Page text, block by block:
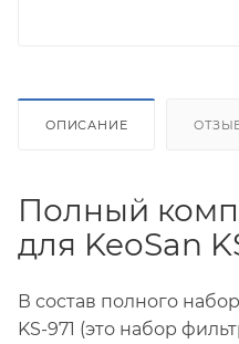
ОПИСАНИЕ
Полный
для KeoSan
В состав полного
KS-971 (это набор